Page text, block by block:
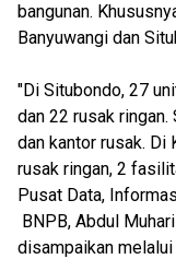
bangunan.
Banyuwangi dan
"Di Situbondo, 27
dan 22 rusak
dan kantor rusak. Di
rusak ringan, 2
Pusat Data,
BNPB, Abdul
disampaikan